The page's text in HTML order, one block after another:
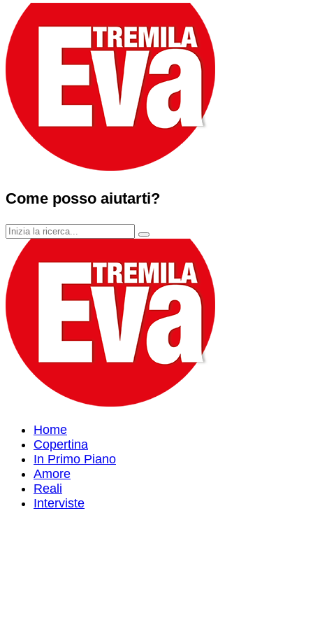
Come posso aiutarti?
Home
Copertina
In Primo Piano
Amore
Reali
Interviste